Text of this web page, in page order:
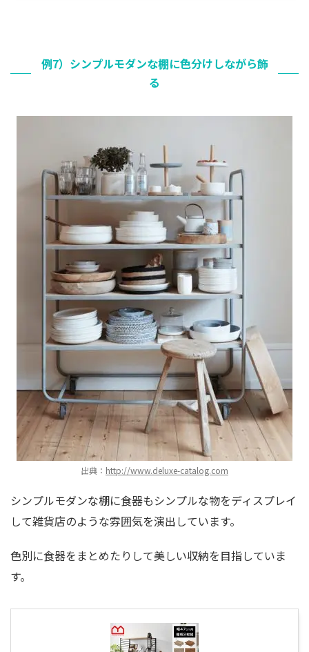
例7）シンプルモダンな棚に色分けしながら飾
る
出典： http://www.deluxe-catalog.com
シンプルモダンな棚に食器もシンプルな物をディスプレイ
して雑貨店のような雰囲気を演出しています。
色別に食器をまとめたりして美しい収納を目指していま
す。